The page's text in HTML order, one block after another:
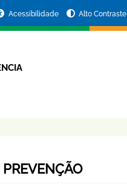
Acessibilidade Alto Contraste